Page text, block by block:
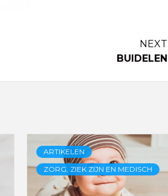
NEXT
BUIDELEN
ARTIKELEN
ZORG, ZIEK ZIJN EN MEDISCH